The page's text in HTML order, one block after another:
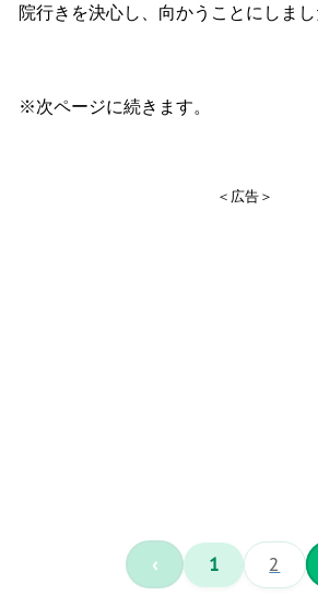
院行きを決心し、向かうことにしまし
※次ページに続きます。
＜広告＞
‹ 1 2